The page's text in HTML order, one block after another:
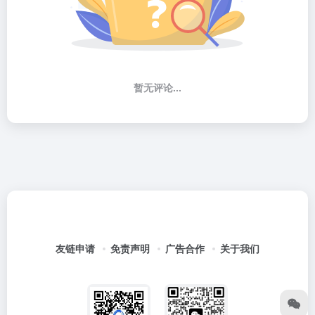
暂无评论...
友链申请 免责声明 广告合作 关于我们